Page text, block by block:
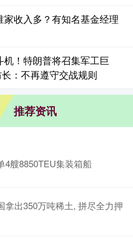
收入多？有知名基金经理
！特朗普将召集军工巨
：不再遵守交战规则
推荐资讯
4艘8850TEU集装箱船
拿出350万吨稀土, 拼尽全力押